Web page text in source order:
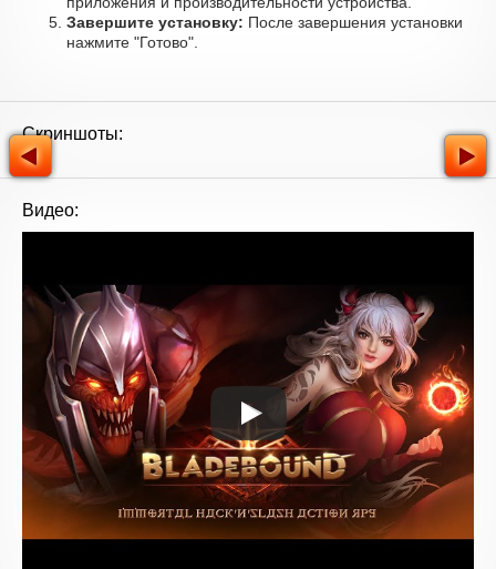
Завершите установку: После завершения установки
нажмите "Готово".
Скриншоты:
Видео: